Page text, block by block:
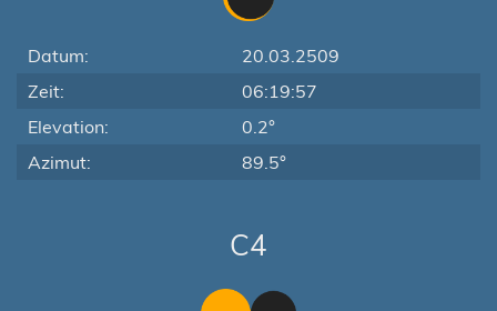
Datum:
20.03.2509
Zeit:
06:19:57
Elevation:
0.2°
Azimut:
89.5°
C4